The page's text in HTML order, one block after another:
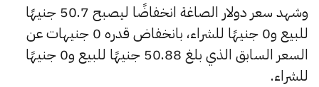
وشهد سعر دولار الصاغة انخفاضًا ليصبح 50.7 جنيهًا
للبيع و0 جنيهًا للشراء، بانخفاض قدره 0 جنيهات عن
السعر السابق الذي بلغ 50.88 جنيهًا للبيع و0 جنيهًا
للشراء.